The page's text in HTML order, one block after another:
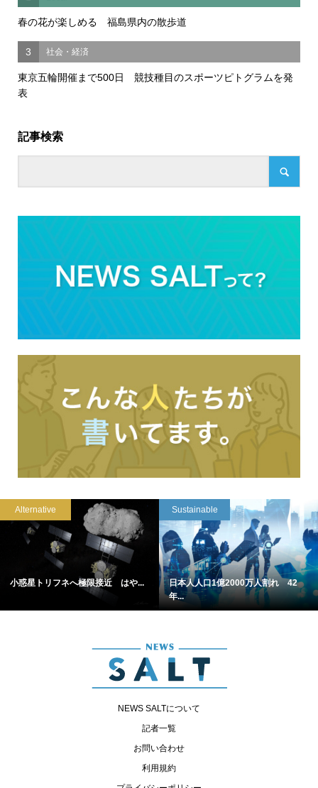
春の花が楽しめる 福島県内の散歩道
3 社会・経済
東京五輪開催まで500日 競技種目のスポーツピトグラムを発
表
記事検索
Alternative
小惑星トリフネへ極限接近 はや...
Sustainable
日本人人口1億2000万人割れ 42
年...
NEWS SALTについて
記者一覧
お問い合わせ
利用規約